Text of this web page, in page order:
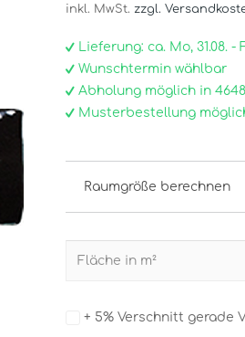
inkl. MwSt. zzgl.
Lieferung: ca. Mo, 31.08. -
Wunschtermin wählbar
Abholung möglich in
Musterbestellung
Raumgröße berechnen
+ 5% Verschnitt gerade